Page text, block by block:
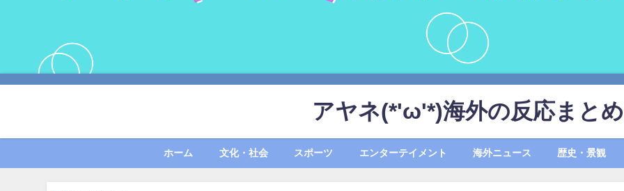
アヤネ(*'ω'*)海外の反応まとめ
ホーム 文化・社会 スポーツ エンターテイメント 海外ニュース 歴史・景観